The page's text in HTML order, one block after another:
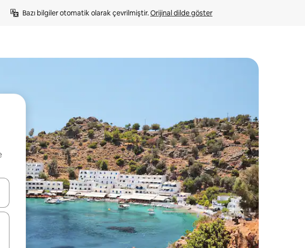
Bazı bilgiler otomatik olarak çevrilmiştir. Orijinal dilde göster
gezinin veya dokunarak ya da kaydırma hareketleriyle keşfedin.